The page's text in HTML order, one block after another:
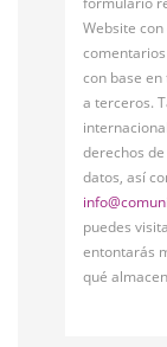
Website
con base
a terceros.
derechos
datos, así
puedes
entontarás
qué